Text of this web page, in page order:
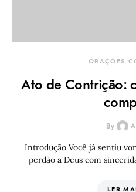
ORAÇÕES
Ato de Contrição:
By
Introdução Você já sentiu
perdão a Deus com
LER